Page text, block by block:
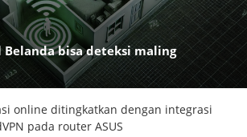
Belanda bisa deteksi maling
online ditingkatkan dengan integrasi
pada router ASUS